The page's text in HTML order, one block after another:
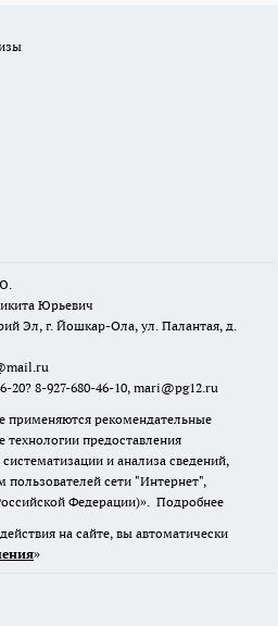
Юрьевич
Эл, г. Йошкар-Ола, ул. Палантая, д.
20? 8-927-680-46-10, mari@pg12.ru
рекомендательные
предоставления
и анализа сведений,
сети "Интернет",
Федерации)». Подробнее
на сайте, вы автоматически
»